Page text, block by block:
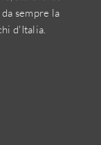
sempre la
d'Italia.